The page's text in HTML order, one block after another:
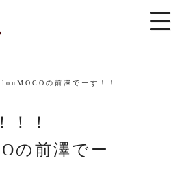
の前澤でーす！！…
！！
の前澤でー